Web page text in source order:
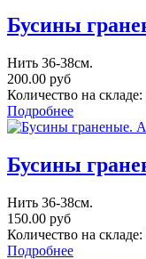
Бусины
Нить 36-38см.
200.00 руб
Количество на складе:
Подробнее
Бусины
Нить 36-38см.
150.00 руб
Количество на складе:
Подробнее